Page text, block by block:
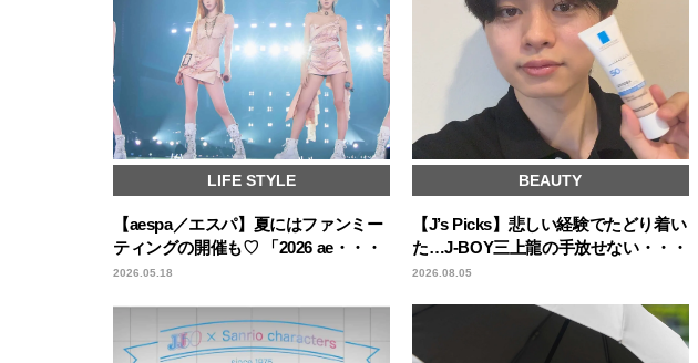
LIFE STYLE
【aespa／エスパ】夏にはファンミー
ティングの開催も♡ 「2026 ae・・・
2026.05.18
BEAUTY
【J’s Picks】悲しい経験でたどり着い
た…J-BOY三上龍の手放せない・・・
2026.08.05